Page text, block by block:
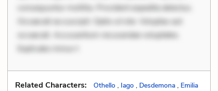
consequuntur mollitia. Provident expedita delectus.
Occaecati ea suscipit. Optio ut iste. Voluptas aut
occaecati. Accusantium recusandae voluptates.
Explicabo minus t
Related Characters: Othello , Iago , Desdemona , Emilia